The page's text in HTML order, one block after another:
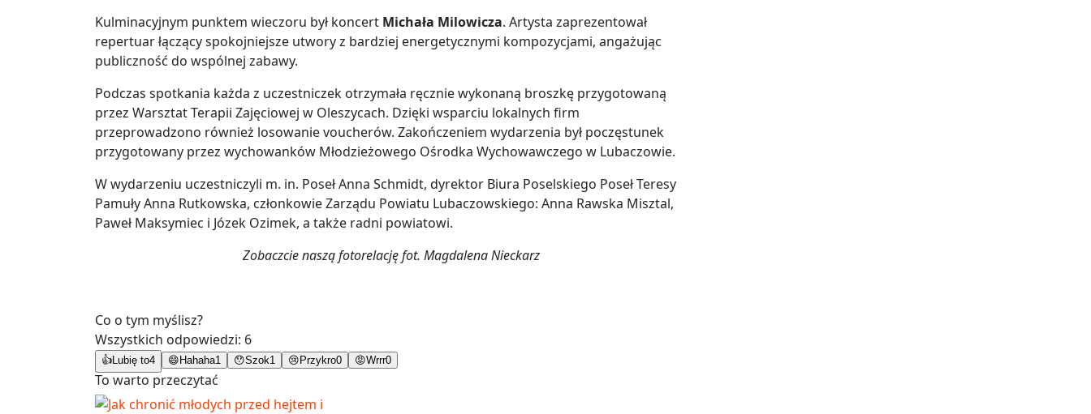
Kulminacyjnym punktem wieczoru był koncert Michała Milowicza. Artysta zaprezentował
repertuar łączący spokojniejsze utwory z bardziej energetycznymi kompozycjami, angażując
publiczność do wspólnej zabawy.
Podczas spotkania każda z uczestniczek otrzymała ręcznie wykonaną broszkę przygotowaną
przez Warsztat Terapii Zajęciowej w Oleszycach. Dzięki wsparciu lokalnych firm
przeprowadzono również losowanie voucherów. Zakończeniem wydarzenia był poczęstunek
przygotowany przez wychowanków Młodzieżowego Ośrodka Wychowawczego w Lubaczowie.
W wydarzeniu uczestniczyli m. in. Poseł Anna Schmidt, dyrektor Biura Poselskiego Poseł Teresy
Pamuły Anna Rutkowska, członkowie Zarządu Powiatu Lubaczowskiego: Anna Rawska Misztal,
Paweł Maksymiec i Józek Ozimek, a także radni powiatowi.
Zobaczcie naszą fotorelację fot. Magdalena Nieckarz
Co o tym myślisz?
Wszystkich odpowiedzi: 6
👍Lubię to4 😄 Hahaha1 😯Szok1 😢 Przykro0 😡Wrrr0
To warto przeczytać